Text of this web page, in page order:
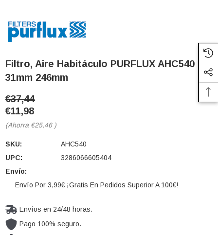
Filtro, Aire Habitáculo PURFLUX AHC540
31mm 246mm
€37,44
€11,98
(Ahorra €25,46 )
SKU:
AHC540
UPC:
3286066605404
Envío:
Envío Por 3,99€ ¡Gratis En Pedidos Superior A 100€!
Envíos en 24/48 horas.
Pago 100% seguro.